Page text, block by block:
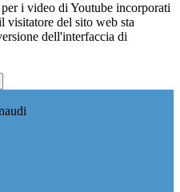
i video di Youtube incorporati
visitatore del sito web sta
dell'interfaccia di